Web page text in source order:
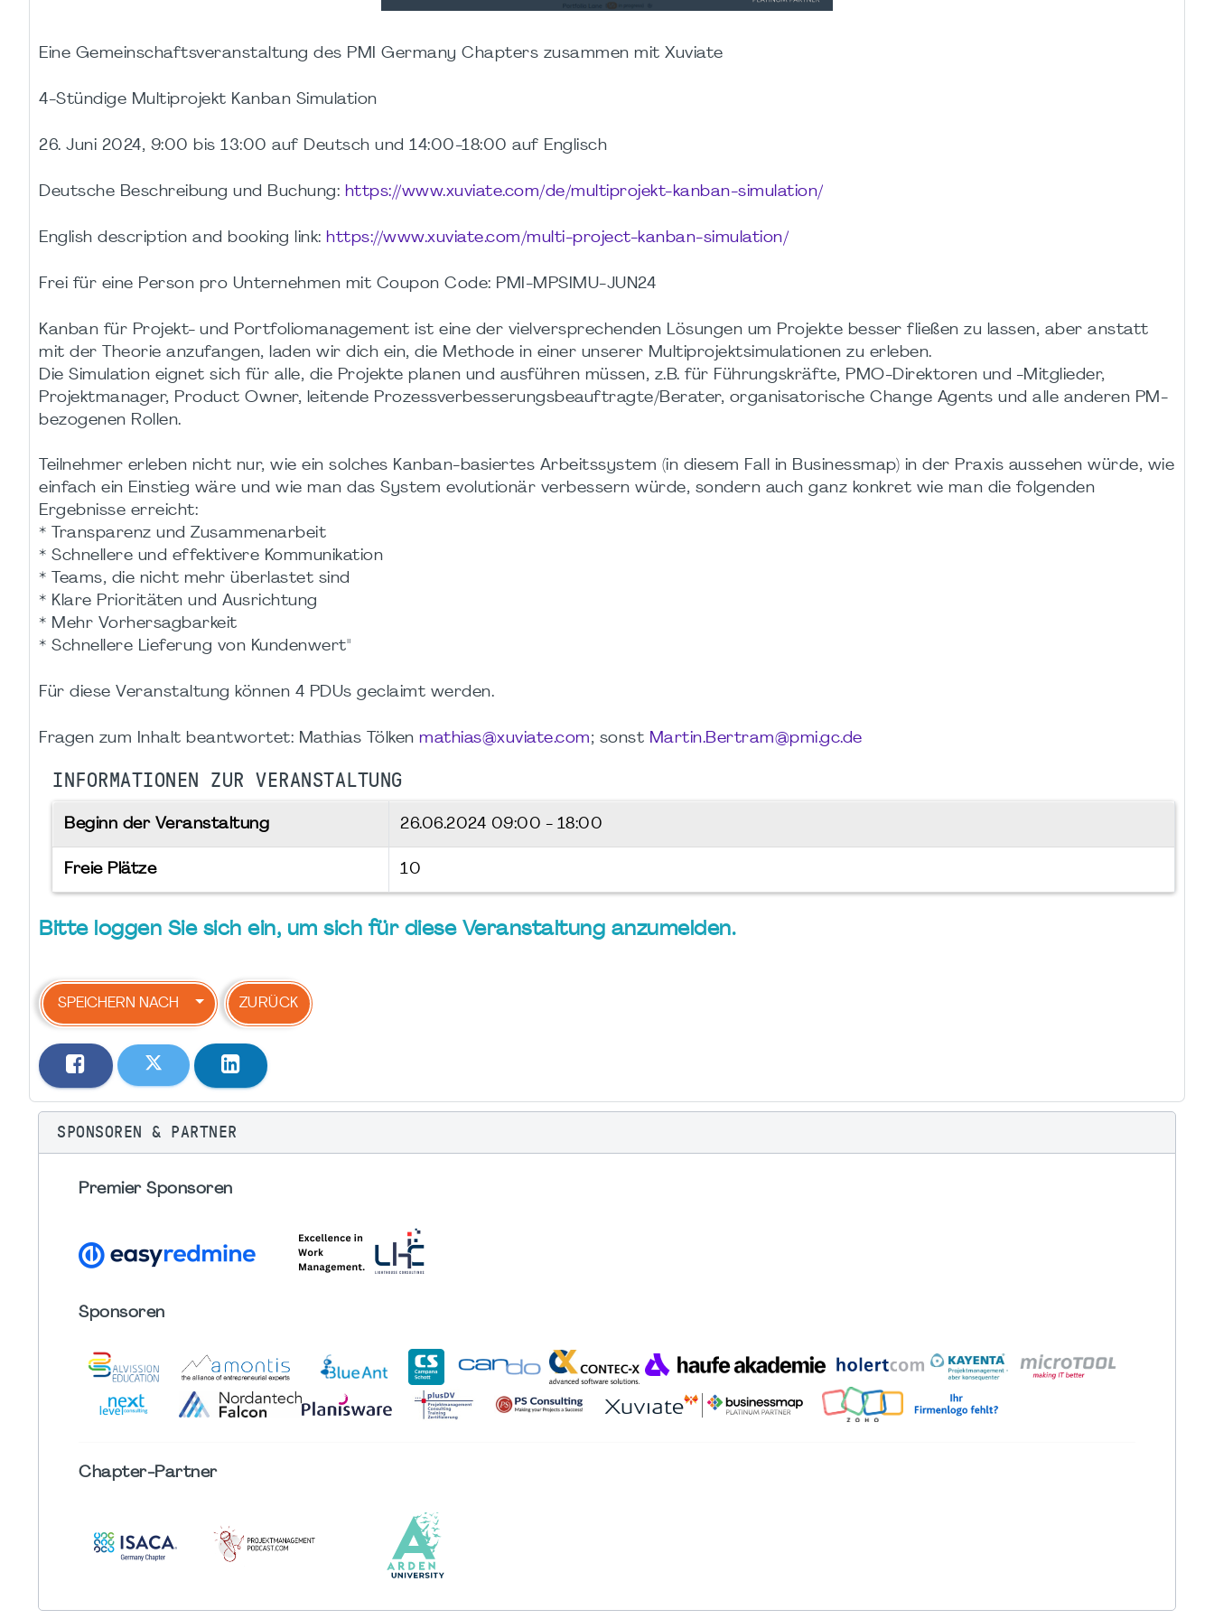
Eine Gemeinschaftsveranstaltung des PMI Germany Chapters zusammen mit Xuviate
4-Stündige Multiprojekt Kanban Simulation
26. Juni 2024, 9:00 bis 13:00 auf Deutsch und 14:00-18:00 auf Englisch
Deutsche Beschreibung und Buchung: https://www.xuviate.com/de/multiprojekt-kanban-simulation/
English description and booking link: https://www.xuviate.com/multi-project-kanban-simulation/
Frei für eine Person pro Unternehmen mit Coupon Code: PMI-MPSIMU-JUN24
Kanban für Projekt- und Portfoliomanagement ist eine der vielversprechenden Lösungen um Projekte besser fließen zu lassen, aber anstatt
mit der Theorie anzufangen, laden wir dich ein, die Methode in einer unserer Multiprojektsimulationen zu erleben.
Die Simulation eignet sich für alle, die Projekte planen und ausführen müssen, z.B. für Führungskräfte, PMO-Direktoren und -Mitglieder,
Projektmanager, Product Owner, leitende Prozessverbesserungsbeauftragte/Berater, organisatorische Change Agents und alle anderen PM-
bezogenen Rollen.
Teilnehmer erleben nicht nur, wie ein solches Kanban-basiertes Arbeitssystem (in diesem Fall in Businessmap) in der Praxis aussehen würde, wie
einfach ein Einstieg wäre und wie man das System evolutionär verbessern würde, sondern auch ganz konkret wie man die folgenden
Ergebnisse erreicht:
* Transparenz und Zusammenarbeit
* Schnellere und effektivere Kommunikation
* Teams, die nicht mehr überlastet sind
* Klare Prioritäten und Ausrichtung
* Mehr Vorhersagbarkeit
* Schnellere Lieferung von Kundenwert"
Für diese Veranstaltung können 4 PDUs geclaimt werden.
Fragen zum Inhalt beantwortet: Mathias Tölken mathias@xuviate.com; sonst Martin.Bertram@pmi.gc.de
INFORMATIONEN ZUR VERANSTALTUNG
Beginn der Veranstaltung 26.06.2024 09:00 - 18:00
Freie Plätze 10
Bitte loggen Sie sich ein, um sich für diese Veranstaltung anzumelden.
SPEICHERN NACH ZURÜCK
SPONSOREN & PARTNER
Premier Sponsoren
Sponsoren
Chapter-Partner